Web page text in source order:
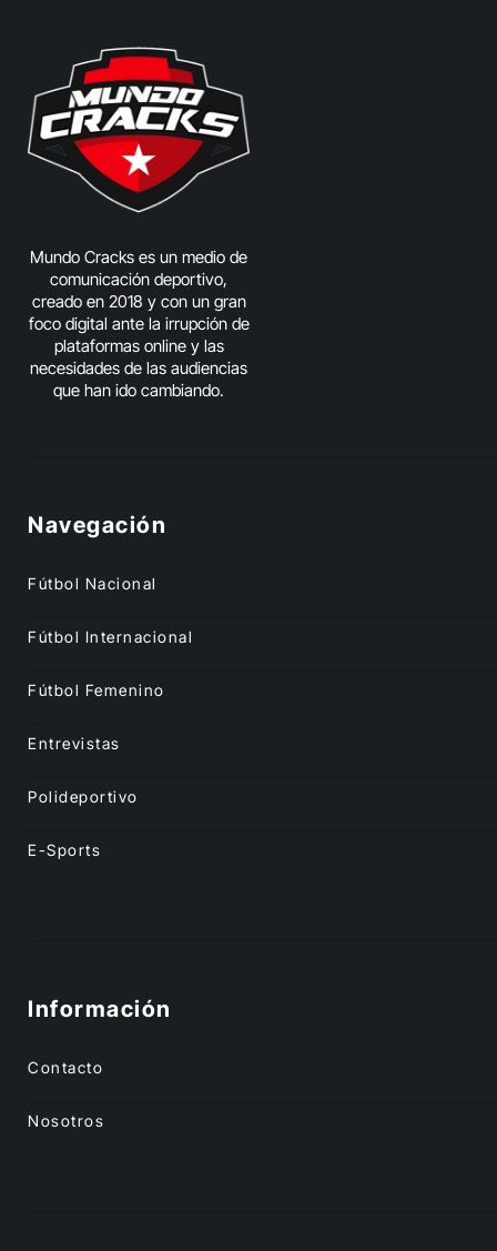
Mundo Cracks es un medio de
comunicación deportivo,
creado en 2018 y con un gran
foco digital ante la irrupción de
plataformas online y las
necesidades de las audiencias
que han ido cambiando.
Navegación
Fútbol Nacional
Fútbol Internacional
Fútbol Femenino
Entrevistas
Polideportivo
E-Sports
Información
Contacto
Nosotros